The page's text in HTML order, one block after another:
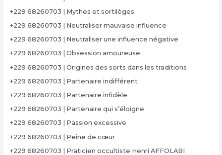
+229 68260703 | Mythes et sortilèges
+229 68260703 | Neutraliser mauvaise influence
+229 68260703 | Neutraliser une influence négative
+229 68260703 | Obsession amoureuse
+229 68260703 | Origines des sorts dans les traditions
+229 68260703 | Partenaire indifférent
+229 68260703 | Partenaire infidèle
+229 68260703 | Partenaire qui s’éloigne
+229 68260703 | Passion excessive
+229 68260703 | Peine de cœur
+229 68260703 | Praticien occultiste Henri AFFOLABI